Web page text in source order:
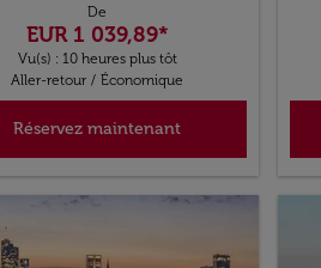
De
EUR 1 039,89*
Vu(s) : 10 heures plus tôt
Aller-retour / Économique
Réservez maintenant